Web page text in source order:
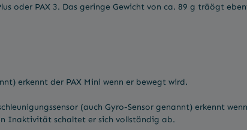
oder PAX 3. Das geringe Gewicht von ca. 89 g träögt
erkennt der PAX Mini wenn er bewegt wird.
(auch Gyro-Sensor genannt) erkennt
Inaktivität schaltet er sich vollständig ab.